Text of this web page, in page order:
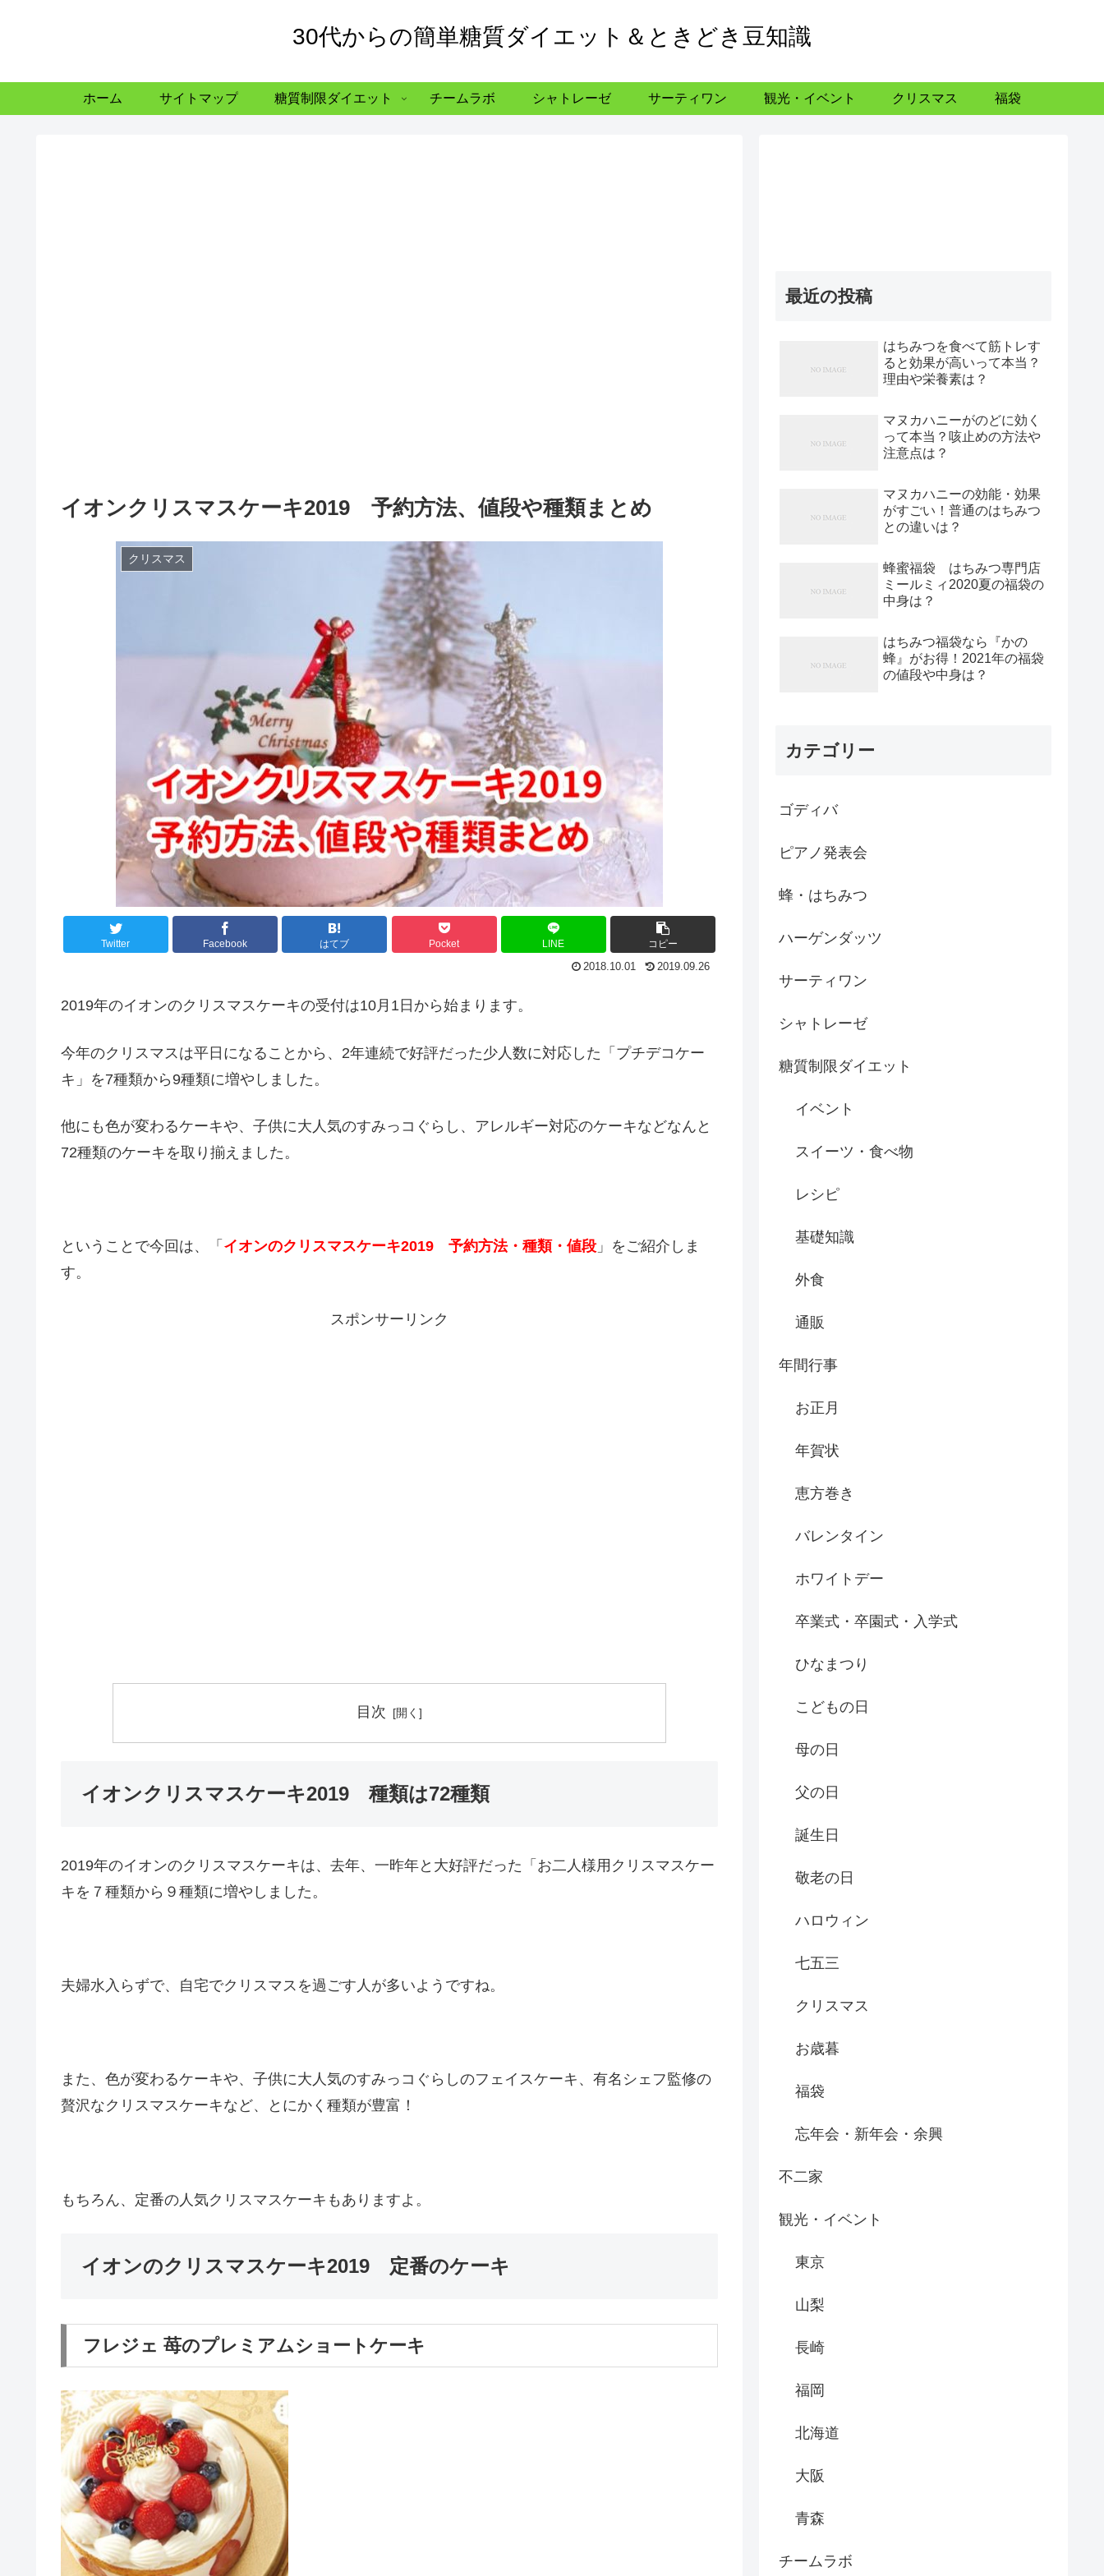
30代からの簡単糖質ダイエット＆ときどき豆知識
ホーム サイトマップ 糖質制限ダイエット チームラボ シャトレーゼ サーティワン 観光・イベント クリスマス 福袋
イオンクリスマスケーキ2019 予約方法、値段や種類まとめ
クリスマス
Twitter Facebook はてブ Pocket LINE コピー
2018.10.01 2019.09.26
2019年のイオンのクリスマスケーキの受付は10月1日から始まります。
今年のクリスマスは平日になることから、2年連続で好評だった少人数に対応した「プチデコケー
キ」を7種類から9種類に増やしました。
他にも色が変わるケーキや、子供に大人気のすみっコぐらし、アレルギー対応のケーキなどなんと
72種類のケーキを取り揃えました。
ということで今回は、「 イオンのクリスマスケーキ2019 予約方法・種類・値段 」をご紹介しま
す。
スポンサーリンク
目次
イオンクリスマスケーキ2019 種類は72種類
2019年のイオンのクリスマスケーキは、去年、一昨年と大好評だった「お二人様用クリスマスケー
キを７種類から９種類に増やしました。
夫婦水入らずで、自宅でクリスマスを過ごす人が多いようですね。
また、色が変わるケーキや、子供に大人気のすみっコぐらしのフェイスケーキ、有名シェフ監修の
贅沢なクリスマスケーキなど、とにかく種類が豊富！
もちろん、定番の人気クリスマスケーキもありますよ。
イオンのクリスマスケーキ2019 定番のケーキ
フレジェ 苺のプレミアムショートケーキ
最近の投稿
はちみつを食べて筋トレす
ると効果が高いって本当？
理由や栄養素は？
マヌカハニーがのどに効く
って本当？咳止めの方法や
注意点は？
マヌカハニーの効能・効果
がすごい！普通のはちみつ
との違いは？
蜂蜜福袋 はちみつ専門店
ミールミィ2020夏の福袋の
中身は？
はちみつ福袋なら『かの
蜂』がお得！2021年の福袋
の値段や中身は？
カテゴリー
ゴディバ
ピアノ発表会
蜂・はちみつ
ハーゲンダッツ
サーティワン
シャトレーゼ
糖質制限ダイエット
イベント
スイーツ・食べ物
レシピ
基礎知識
外食
通販
年間行事
お正月
年賀状
恵方巻き
バレンタイン
ホワイトデー
卒業式・卒園式・入学式
ひなまつり
こどもの日
母の日
父の日
誕生日
敬老の日
ハロウィン
七五三
クリスマス
お歳暮
福袋
忘年会・新年会・余興
不二家
観光・イベント
東京
山梨
長崎
福岡
北海道
大阪
青森
チームラボ